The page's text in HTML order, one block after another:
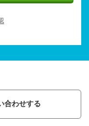
合わせする